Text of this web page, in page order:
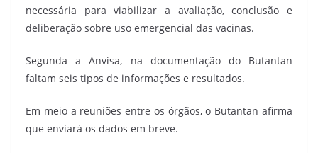
necessária para viabilizar a avaliação, conclusão e
deliberação sobre uso emergencial das vacinas.
Segunda a Anvisa, na documentação do Butantan
faltam seis tipos de informações e resultados.
Em meio a reuniões entre os órgãos, o Butantan afirma
que enviará os dados em breve.